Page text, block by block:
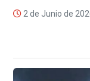
2 de Junio de